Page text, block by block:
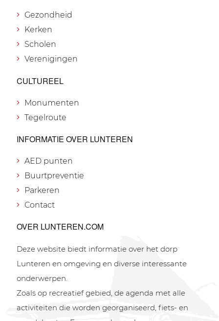
Gezondheid
Kerken
Scholen
Verenigingen
CULTUREEL
Monumenten
Tegelroute
INFORMATIE OVER LUNTEREN
AED punten
Buurtpreventie
Parkeren
Contact
OVER LUNTEREN.COM
Deze website biedt informatie over het dorp
Lunteren en omgeving en diverse interessante
onderwerpen.
Zoals op recreatief gebied, de agenda met alle
activiteiten die worden georganiseerd, fiets- en